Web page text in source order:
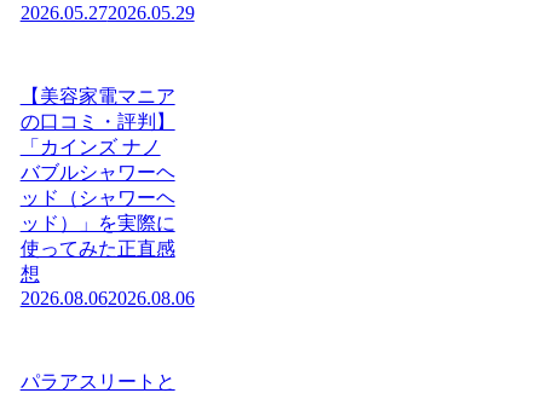
2026.05.272026.05.29
【美容家電マニア
の口コミ・評判】
「カインズ ナノ
バブルシャワーヘ
ッド（シャワーヘ
ッド）」を実際に
使ってみた正直感
想
2026.08.062026.08.06
パラアスリートと